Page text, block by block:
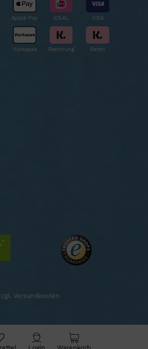
Apple Pay iDEAL VISA
Vorkasse Rechnung Raten
Versandkosten